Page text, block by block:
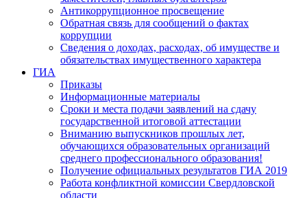
Антикоррупционное просвещение
Обратная связь для сообщений о фактах
коррупции
Сведения о доходах, расходах, об имуществе и
обязательствах имущественного характера
ГИА
Приказы
Информационные материалы
Сроки и места подачи заявлений на сдачу
государственной итоговой аттестации
Вниманию выпускников прошлых лет,
обучающихся образовательных организаций
среднего профессионального образования!
Получение официальных результатов ГИА 2019
Работа конфликтной комиссии Свердловской
области